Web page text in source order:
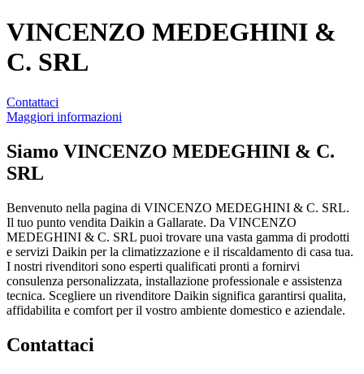
VINCENZO MEDEGHINI &
C. SRL
Contattaci
Maggiori informazioni
Siamo VINCENZO MEDEGHINI & C.
SRL
Benvenuto nella pagina di VINCENZO MEDEGHINI & C. SRL.
Il tuo punto vendita Daikin a Gallarate. Da VINCENZO
MEDEGHINI & C. SRL puoi trovare una vasta gamma di prodotti
e servizi Daikin per la climatizzazione e il riscaldamento di casa tua.
I nostri rivenditori sono esperti qualificati pronti a fornirvi
consulenza personalizzata, installazione professionale e assistenza
tecnica. Scegliere un rivenditore Daikin significa garantirsi qualita,
affidabilita e comfort per il vostro ambiente domestico e aziendale.
Contattaci